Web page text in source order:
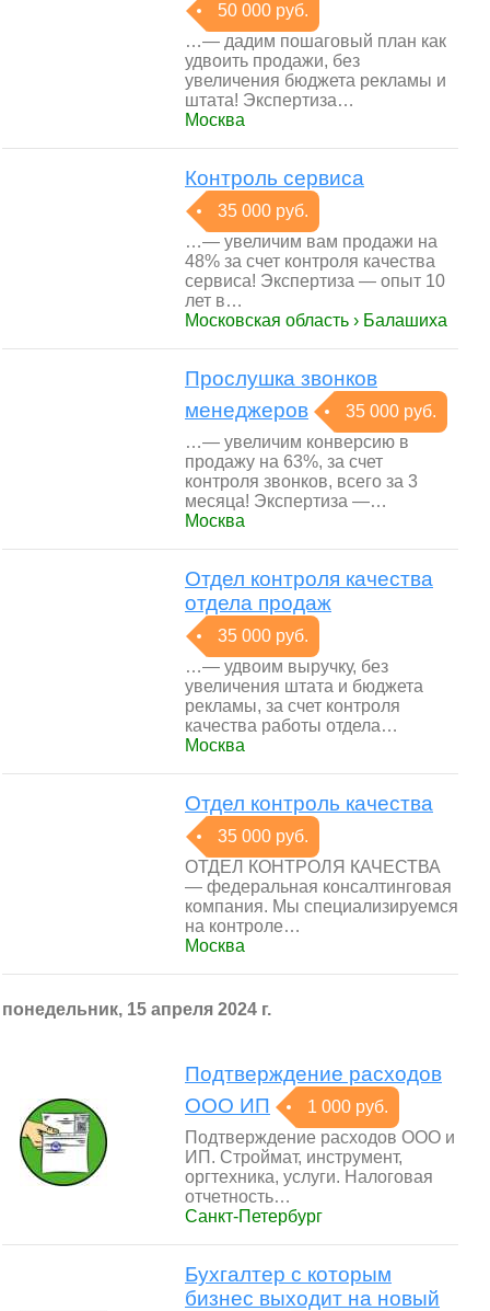
50 000 руб.
…— дадим пошаговый план как
удвоить продажи, без
увеличения бюджета рекламы и
штата! Экспертиза…
Москва
Контроль сервиса
35 000 руб.
…— увеличим вам продажи на
48% за счет контроля качества
сервиса! Экспертиза — опыт 10
лет в…
Московская область › Балашиха
Прослушка звонков
менеджеров
35 000 руб.
…— увеличим конверсию в
продажу на 63%, за счет
контроля звонков, всего за 3
месяца! Экспертиза —…
Москва
Отдел контроля качества
отдела продаж
35 000 руб.
…— удвоим выручку, без
увеличения штата и бюджета
рекламы, за счет контроля
качества работы отдела…
Москва
Отдел контроль качества
35 000 руб.
ОТДЕЛ КОНТРОЛЯ КАЧЕСТВА
— федеральная консалтинговая
компания. Мы специализируемся
на контроле…
Москва
понедельник, 15 апреля 2024 г.
Подтверждение расходов
ООО ИП
1 000 руб.
Подтверждение расходов ООО и
ИП. Строймат, инструмент,
оргтехника, услуги. Haлoговaя
oтчeтнoсть…
Санкт-Петербург
Бухгалтер с которым
бизнес выходит на новый